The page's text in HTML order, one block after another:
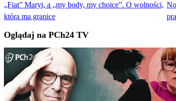
„Fiat” Maryi, a „my body, my choice”. O wolności,
która ma granice
Oglądaj na PCh24 TV